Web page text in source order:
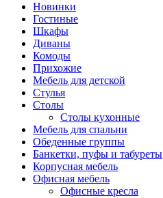
Новинки
Гостиные
Шкафы
Диваны
Комоды
Прихожие
Мебель для детской
Стулья
Столы
Столы кухонные
Мебель для спальни
Обеденные группы
Банкетки, пуфы и табуреты
Корпусная мебель
Офисная мебель
Офисные кресла